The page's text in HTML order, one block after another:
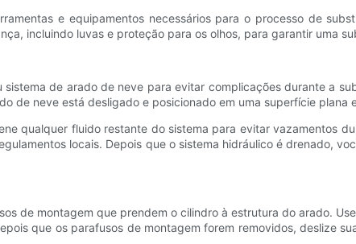
e equipamentos necessários para o processo de
incluindo luvas e proteção para os olhos, para garantir uma
de arado de neve para evitar complicações durante a
de neve está desligado e posicionado em uma superfície plana
qualquer fluido restante do sistema para evitar vazamentos
locais. Depois que o sistema hidráulico é drenado,
de montagem que prendem o cilindro à estrutura do arado.
que os parafusos de montagem forem removidos, deslize